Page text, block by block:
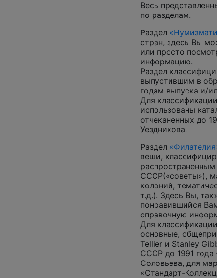
Весь
по разделам.
Раздел
стран, здесь Вы
или просто
информацию.
Раздел
выпустившим в
годам выпуска и/
Для
использованы
отчеканенных до
Уездникова.
Раздел
вещи,
СССР(«советы»),
колоний,
т.д.). Здесь Вы,
понравившийся
справочную
Для
основные,
Tellier и Stanley
СССР до 1991
Соловьева, для
«Стандарт-